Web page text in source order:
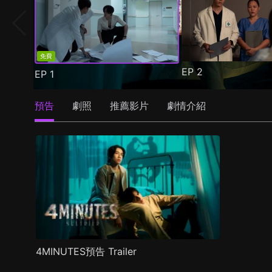
免費
EP 1 EP2
預告 劇照 推薦影片 劇情介紹
4MINUTES預告 Trailer